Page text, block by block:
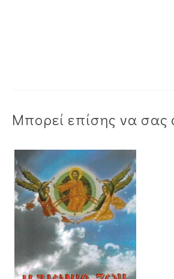
Μπορεί επίσης να σας